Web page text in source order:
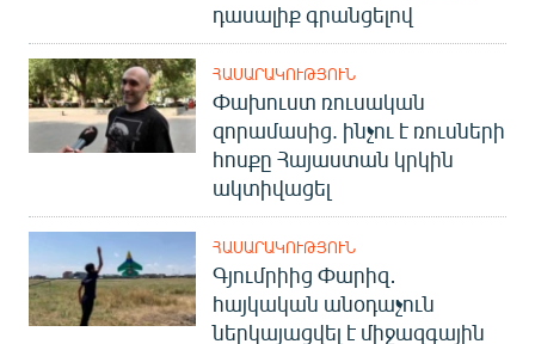
Русский
ՀԵՏԵՎԵՔ ՄԵԶ
«Ազատության» բոլոր կայքերը
դասալիք գրանցելով
ՀԱՍԱՐԱԿՈՒԹՅՈՒՆ
Փախուստ ռուսական
զորամասից. ինչու է ռուսների
հոսքը Հայաստան կրկին
ակտիվացել
ՀԱՍԱՐԱԿՈՒԹՅՈՒՆ
Գյումրիից Փարիզ․
հայկական անօդաչուն
ներկայացվել է միջազգային